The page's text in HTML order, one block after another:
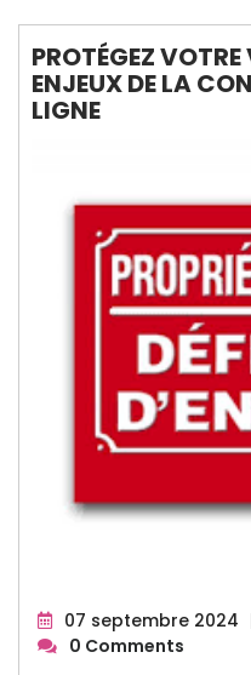
PROTÉGEZ VOTRE
ENJEUX DE LA
LIGNE
07 septembre 2024
0 Comments